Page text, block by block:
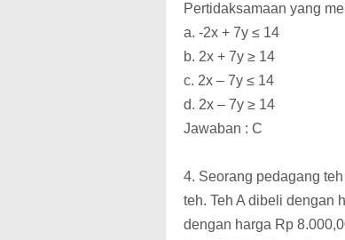
Pertidaksamaan yang
a. -2x + 7y ≤ 14
b. 2x + 7y ≥ 14
c. 2x – 7y ≤ 14
d. 2x – 7y ≥ 14
Jawaban : C
4. Seorang pedagang
teh. Teh A dibeli dengan
dengan harga Rp